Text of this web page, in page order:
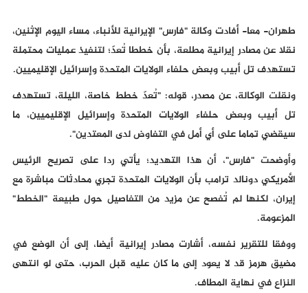
طهران- معا- أفادت وكالة "فارس" الإيرانية للأنباء، مساء اليوم الإثنين،
نقلا عن مصادر إيرانية مطلعة، بأن خططا تُعدّ؛ لتنفيذ عمليات محتملة
تستهدف تل أبيب وبعض حلفاء الولايات المتحدة وإسرائيل الإقليميين.
ونقلت الوكالة، عن مصدر، قوله: "تُعدّ خطط خاصة، الليلة، تستهدف
تل أبيب وبعض حلفاء الولايات المتحدة وإسرائيل الإقليميين، ما
سيقضي تماما على أي أمل في التفاوض لدى المعتدين".
وأوضحت "فارس"، أن هذا التهديد؛ يأتي ردا على تصريح الرئيس
الأمريكي دونالد ترامب بأن الولايات المتحدة تجري محادثات مباشرة مع
إيران، لكنها لم تُفصح عن مزيد من التفاصيل حول طبيعة "الخطط"
المزعومة.
ووفقا للتقرير نفسه، أشارت مصادر إيرانية أيضا، إلى أن الوضع في
مضيق هرمز قد لا يعود إلى ما كان عليه قبل الحرب، حتى لو انتهى
النزاع في نهاية المطاف.